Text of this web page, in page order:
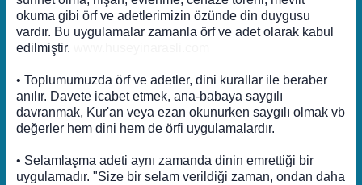
okuma gibi örf ve adetlerimizin özünde din duygusu
vardır. Bu uygulamalar zamanla örf ve adet olarak kabul
edilmiştir.
• Toplumumuzda örf ve adetler, dini kurallar ile beraber
anılır. Davete icabet etmek, ana-babaya saygılı
davranmak, Kur'an veya ezan okunurken saygılı olmak vb
değerler hem dini hem de örfi uygulamalardır.
• Selamlaşma adeti aynı zamanda dinin emrettiği bir
uygulamadır. "Size bir selam verildiği zaman, ondan daha